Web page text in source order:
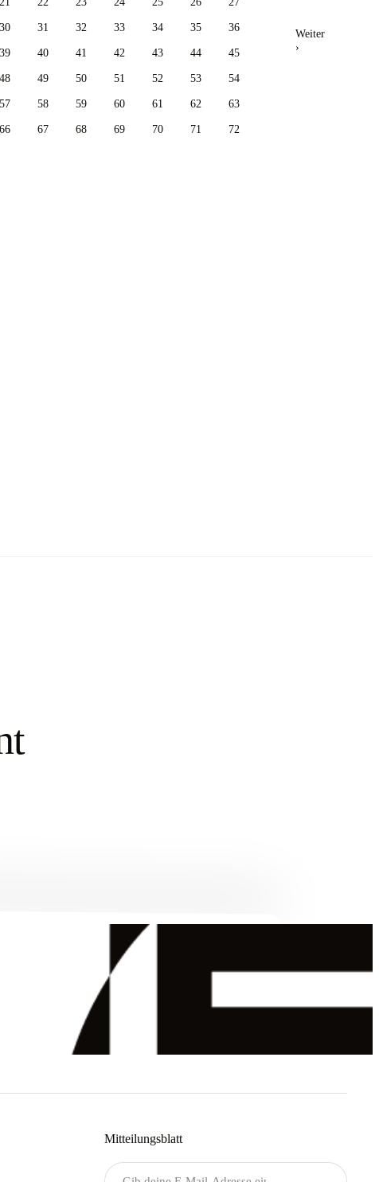
30 31 32 33 34 35 36
39 40 41 42 43 44 45
48 49 50 51 52 53 54
57 58 59 60 61 62 63
66 67 68 69 70 71 72
Weiter
›
Mitteilungsblatt